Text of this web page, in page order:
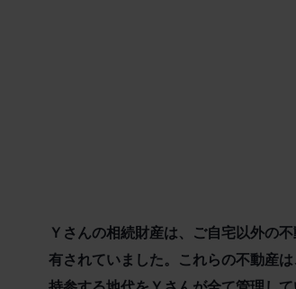
Ｙさんの相続財産は、ご自宅以外の
有されていました。これらの不動産